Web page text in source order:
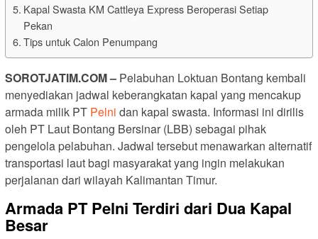
Kapal Swasta KM Cattleya Express Beroperasi Setiap
Pekan
Tips untuk Calon Penumpang
SOROTJATIM.COM – Pelabuhan Loktuan Bontang kembali
menyediakan jadwal keberangkatan kapal yang mencakup
armada milik PT Pelni dan kapal swasta. Informasi ini dirilis
oleh PT Laut Bontang Bersinar (LBB) sebagai pihak
pengelola pelabuhan. Jadwal tersebut menawarkan alternatif
transportasi laut bagi masyarakat yang ingin melakukan
perjalanan dari wilayah Kalimantan Timur.
Armada PT Pelni Terdiri dari Dua Kapal
Besar